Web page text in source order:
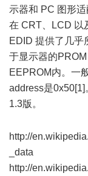
示器和 PC 图形
在 CRT、LCD 以
EDID 提供了几乎
于显示器的
EEPROM内。一
address是0x50[1]
1.3版。
http://
_data
http://